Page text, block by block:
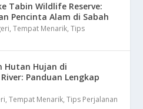
Tabin Wildlife Reserve:
Pencinta Alam di Sabah
,Tempat Menarik,Tips
Hutan Hujan di
Panduan Lengkap
,Tempat Menarik,Tips Perjalanan